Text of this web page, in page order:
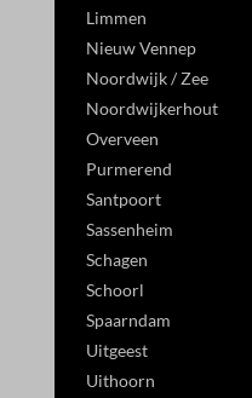
Limmen
Nieuw Vennep
Noordwijk / Zee
Noordwijkerhout
Overveen
Purmerend
Santpoort
Sassenheim
Schagen
Schoorl
Spaarndam
Uitgeest
Uithoorn